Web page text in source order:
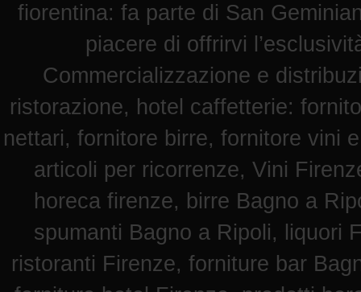
fiorentina: fa parte di San
piacere di offrirvi
Commercializzazione e
ristorazione, hotel caffetterie:
nettari, fornitore birre, fornitore vini
articoli per ricorrenze, Vini
horeca firenze, birre Bagno a
spumanti Bagno a Ripoli, liquori
ristoranti Firenze, forniture bar